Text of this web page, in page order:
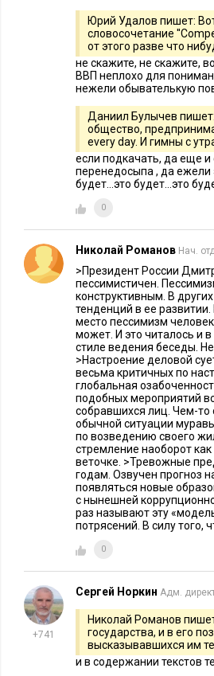
Юрий Удалов пишет:
словосочетание
от этого разве что
не скажите, не скажите,
ВВП неплохо для
нежели обывателькую
Даниил Булычев
общество,
every day. И гимны с
если подкачать, да еще и
перенедосыпа , да ежели
будет...это будет...это
0
Николай Романов Нач.
>Президент России
пессимистичен.
конструктивным. В
тенденций в ее
место пессимизм
может. И это читалось и
стиле ведения беседы.
>Настроение деловой
весьма критичных по
глобальная
подобных мероприятий
собравшихся лиц. Чем-
обычной ситуации
по возведению своего
стремление наоборот
веточке. >Тревожные
годам. Озвучен прогноз
появляться новые
с нынешней
раз называют эту
потрясений. В силу того,
0
+741
Сергей Норкин Адм.
Николай Романов
государства, и в его
высказывавшихся им
и в содержании текстов